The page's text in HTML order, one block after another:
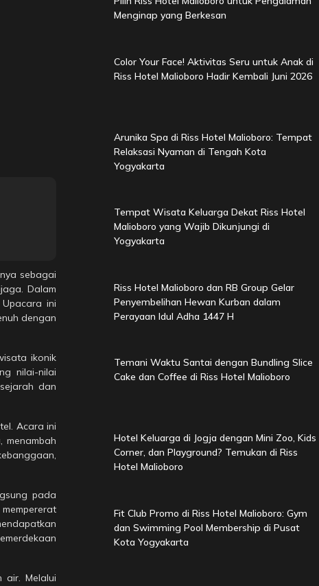
sebagai
Dalam
ini
dengan
ikonik
nilai-nilai
dan
Acara ini
pada
air. Melalui
Menginap yang Berkesan
Color Your Face! Aktivitas Seru untuk Anak di
Riss Hotel Malioboro Hadir Kembali Juni 2026
Arunika Spa di Riss Hotel Malioboro: Tempat
Relaksasi Nyaman di Tengah Kota
Yogyakarta
Tempat Wisata Keluarga Dekat Riss Hotel
Malioboro yang Wajib Dikunjungi di
Yogyakarta
Riss Hotel Malioboro dan RB Group Gelar
Penyembelihan Hewan Kurban dalam
Perayaan Idul Adha 1447 H
Temani Waktu Santai dengan Bundling Slice
Cake dan Coffee di Riss Hotel Malioboro
Hotel Keluarga di Jogja dengan Mini Zoo, Kids
Corner, dan Playground? Temukan di Riss
Hotel Malioboro
Fit Club Promo di Riss Hotel Malioboro: Gym
dan Swimming Pool Membership di Pusat
Kota Yogyakarta